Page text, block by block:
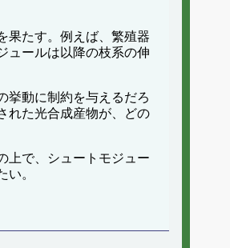
果たす。例えば、繁殖器
ュールは以降の枝系の伸
挙動に制約を与えるだろ
れた光合成産物が、どの
上で、シュートモジュー
。